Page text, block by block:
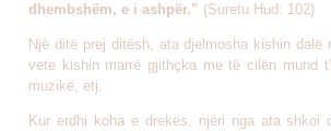
dhembshëm, e i ashpër.” (Suretu Hud: 102)
Një ditë prej ditësh, ata djelmosha kishin
vete kishin marrë gjithçka me të cilën mund
muzikë, etj.
Kur erdhi koha e drekës, njëri nga ata shkoi